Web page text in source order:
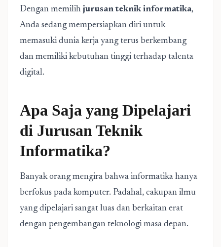
Dengan memilih jurusan teknik informatika,
Anda sedang mempersiapkan diri untuk
memasuki dunia kerja yang terus berkembang
dan memiliki kebutuhan tinggi terhadap talenta
digital.
Apa Saja yang Dipelajari
di Jurusan Teknik
Informatika?
Banyak orang mengira bahwa informatika hanya
berfokus pada komputer. Padahal, cakupan ilmu
yang dipelajari sangat luas dan berkaitan erat
dengan pengembangan teknologi masa depan.